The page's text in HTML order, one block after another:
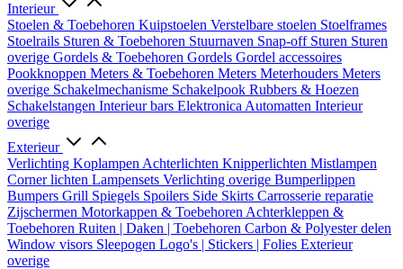
Interieur
Stoelen & Toebehoren Kuipstoelen Verstelbare stoelen Stoelframes
Stoelrails Sturen & Toebehoren Stuurnaven Snap-off Sturen Sturen
overige Gordels & Toebehoren Gordels Gordel accessoires
Pookknoppen Meters & Toebehoren Meters Meterhouders Meters
overige Schakelmechanisme Schakelpook Rubbers & Hoezen
Schakelstangen Interieur bars Elektronica Automatten Interieur
overige
Exterieur
Verlichting Koplampen Achterlichten Knipperlichten Mistlampen
Corner lichten Lampensets Verlichting overige Bumperlippen
Bumpers Grill Spiegels Spoilers Side Skirts Carrosserie reparatie
Zijschermen Motorkappen & Toebehoren Achterkleppen &
Toebehoren Ruiten | Daken | Toebehoren Carbon & Polyester delen
Window visors Sleepogen Logo's | Stickers | Folies Exterieur
overige